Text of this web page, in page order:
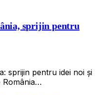
sprijin pentru
sprijin pentru idei noi și
România…